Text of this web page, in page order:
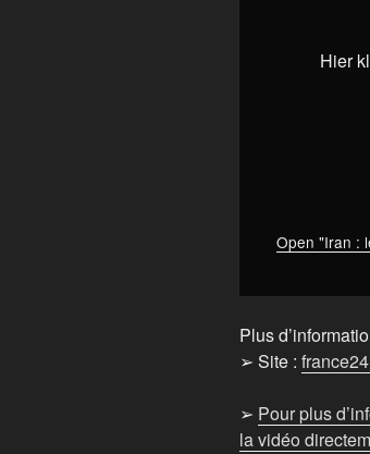
FRANCE
from
Hier
Open "Iran :
Plus
➢ Site :
➢ Pour plus
la vidéo